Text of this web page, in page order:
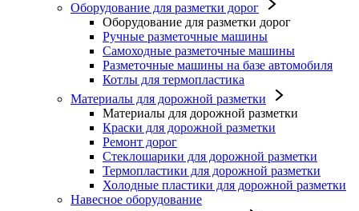
Оборудование для разметки дорог
Оборудование для разметки дорог
Ручные разметочные машины
Самоходные разметочные машины
Разметочные машины на базе автомобиля
Котлы для термопластика
Материалы для дорожной разметки
Материалы для дорожной разметки
Краски для дорожной разметки
Ремонт дорог
Стеклошарики для дорожной разметки
Термопластики для дорожной разметки
Холодные пластики для дорожной разметки
Навесное оборудование